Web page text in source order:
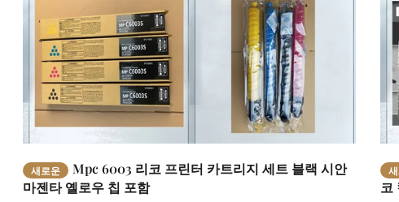
새로운
Mpc 6003 리코 프린터 카트리지 세트 블랙 시안
마젠타 옐로우 칩 포함
코